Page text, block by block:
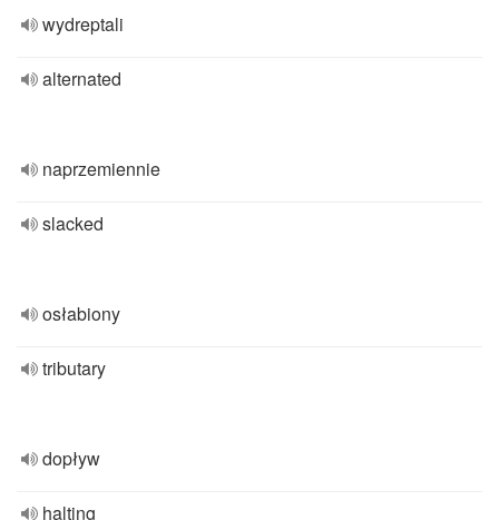
wydreptali
alternated
naprzemiennie
slacked
osłabiony
tributary
dopływ
halting